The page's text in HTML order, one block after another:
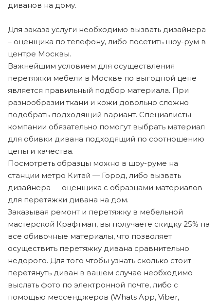
диванов на дому.
Для заказа услуги необходимо вызвать дизайнера
– оценщика по телефону, либо посетить шоу-рум в
центре Москвы.
Важнейшим условием для осуществления
перетяжки мебели в Москве по выгодной цене
является правильный подбор материала. При
разнообразии ткани и кожи довольно сложно
подобрать подходящий вариант. Специалисты
компании обязательно помогут выбрать материал
для обивки дивана подходящий по соотношению
цены и качества.
Посмотреть образцы можно в шоу-руме на
станции метро Китай — Город, либо вызвать
дизайнера — оценщика с образцами материалов
для перетяжки дивана на дом.
Заказывая ремонт и перетяжку в мебельной
мастерской Крафтман, вы получаете скидку 25% на
все обивочные материалы, что позволяет
осуществить перетяжку дивана сравнительно
недорого. Для того чтобы узнать сколько стоит
перетянуть диван в вашем случае необходимо
выслать фото по электронной почте, либо с
помощью мессенджеров (Whats App, Viber,